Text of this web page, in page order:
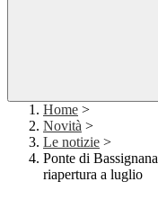
Home >
Novità >
Le notizie >
Ponte di
riapertura a luglio